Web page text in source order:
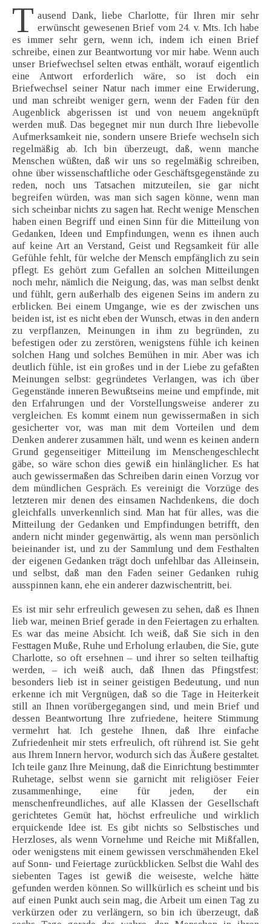
T ausend Dank, liebe Charlotte, für Ihren mir sehr
erwünscht gewesenen Brief vom 24. v. Mts. Ich habe
es immer sehr gern, wenn ich, indem ich einen Brief
schreibe, einen zur Beantwortung vor mir habe. Wenn auch
unser Briefwechsel selten etwas enthält, worauf eigentlich
eine Antwort erforderlich wäre, so ist doch ein
Briefwechsel seiner Natur nach immer eine Erwiderung,
und man schreibt weniger gern, wenn der Faden für den
Augenblick abgerissen ist und von neuem angeknüpft
werden muß. Das begegnet mir nun durch Ihre liebevolle
Aufmerksamkeit nie, sondern unsere Briefe wechseln sich
regelmäßig ab. Ich bin überzeugt, daß, wenn manche
Menschen wüßten, daß wir uns so regelmäßig schreiben,
ohne über wissenschaftliche oder Geschäftsgegenstände zu
reden, noch uns Tatsachen mitzuteilen, sie gar nicht
begreifen würden, was man sich sagen könne, wenn man
sich scheinbar nichts zu sagen hat. Recht wenige Menschen
haben einen Begriff und einen Sinn für die Mitteilung von
Gedanken, Ideen und Empfindungen, wenn es ihnen auch
auf keine Art an Verstand, Geist und Regsamkeit für alle
Gefühle fehlt, für welche der Mensch empfänglich zu sein
pflegt. Es gehört zum Gefallen an solchen Mitteilungen
noch mehr, nämlich die Neigung, das, was man selbst denkt
und fühlt, gern außerhalb des eigenen Seins im andern zu
erblicken. Bei einem Umgange, wie es der zwischen uns
beiden ist, ist es nicht eben der Wunsch, etwas in den andern
zu verpflanzen, Meinungen in ihm zu begründen, zu
befestigen oder zu zerstören, wenigstens fühle ich keinen
solchen Hang und solches Bemühen in mir. Aber was ich
deutlich fühle, ist ein großes und in der Liebe zu gefaßten
Meinungen selbst: gegründetes Verlangen, was ich über
Gegenstände inneren Bewußtseins meine und empfinde, mit
den Erfahrungen und der Vorstellungsweise anderer zu
vergleichen. Es kommt einem nun gewissermaßen in sich
gesicherter vor, was man mit dem Vorteilen und dem
Denken anderer zusammen hält, und wenn es keinen andern
Grund gegenseitiger Mitteilung im Menschengeschlecht
gäbe, so wäre schon dies gewiß ein hinlänglicher. Es hat
auch gewissermaßen das Schreiben darin einen Vorzug vor
dem mündlichen Gespräch. Es vereinigt die Vorzüge des
letzteren mir denen des einsamen Nachdenkens, die doch
gleichfalls unverkennlich sind. Man hat für alles, was die
Mitteilung der Gedanken und Empfindungen betrifft, den
andern nicht minder gegenwärtig, als wenn man persönlich
beieinander ist, und zu der Sammlung und dem Festhalten
der eigenen Gedanken trägt doch unfehlbar das Alleinsein,
und selbst, daß man den Faden seiner Gedanken ruhig
ausspinnen kann, ehe ein anderer dazwischentritt, bei.
Es ist mir sehr erfreulich gewesen zu sehen, daß es Ihnen
lieb war, meinen Brief gerade in den Feiertagen zu erhalten.
Es war das meine Absicht. Ich weiß, daß Sie sich in den
Festtagen Muße, Ruhe und Erholung erlauben, die Sie, gute
Charlotte, so oft ersehnen – und ihrer so selten teilhaftig
werden, – ich weiß auch, daß Ihnen das Pfingstfest;
besonders lieb ist in seiner geistigen Bedeutung, und nun
erkenne ich mit Vergnügen, daß so die Tage in Heiterkeit
still an Ihnen vorübergegangen sind, und mein Brief und
dessen Beantwortung Ihre zufriedene, heitere Stimmung
vermehrt hat. Ich gestehe Ihnen, daß Ihre einfache
Zufriedenheit mir stets erfreulich, oft rührend ist. Sie geht
aus Ihrem Innern hervor, wodurch sich das Äußere gestaltet.
Ich teile ganz Ihre Meinung, daß die Einrichtung bestimmter
Ruhetage, selbst wenn sie garnicht mit religiöser Feier
zusammenhinge, eine für jeden, der ein
menschenfreundliches, auf alle Klassen der Gesellschaft
gerichtetes Gemüt hat, höchst erfreuliche und wirklich
erquickende Idee ist. Es gibt nichts so Selbstisches und
Herzloses, als wenn Vornehme und Reiche mit Mißfallen,
oder wenigstens mit einem gewissen verschmähenden Ekel
auf Sonn- und Feiertage zurückblicken. Selbst die Wahl des
siebenten Tages ist gewiß die weiseste, welche hätte
gefunden werden können. So willkürlich es scheint und bis
auf einen Punkt auch sein mag, die Arbeit um einen Tag zu
verkürzen oder zu verlängern, so bin ich überzeugt, daß